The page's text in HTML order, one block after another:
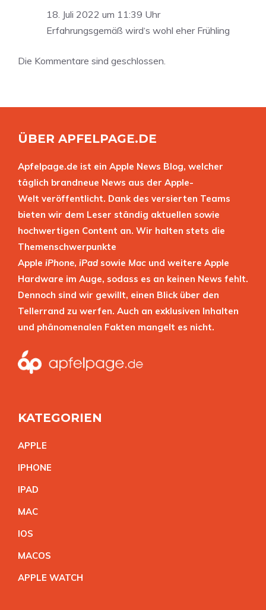
18. Juli 2022 um 11:39 Uhr
Erfahrungsgemäß wird‘s wohl eher Frühling
Die Kommentare sind geschlossen.
ÜBER APFELPAGE.DE
Apfelpage.de ist ein Apple News Blog, welcher
täglich brandneue News aus der Apple-
Welt veröffentlicht. Dank des versierten Teams
bieten wir dem Leser ständig aktuellen sowie
hochwertigen Content an. Wir halten stets die
Themenschwerpunkte
Apple iPhone, iPad sowie Mac und weitere Apple
Hardware im Auge, sodass es an keinen News fehlt.
Dennoch sind wir gewillt, einen Blick über den
Tellerrand zu werfen. Auch an exklusiven Inhalten
und phänomenalen Fakten mangelt es nicht.
KATEGORIEN
APPLE
IPHONE
IPAD
MAC
IOS
MACOS
APPLE WATCH